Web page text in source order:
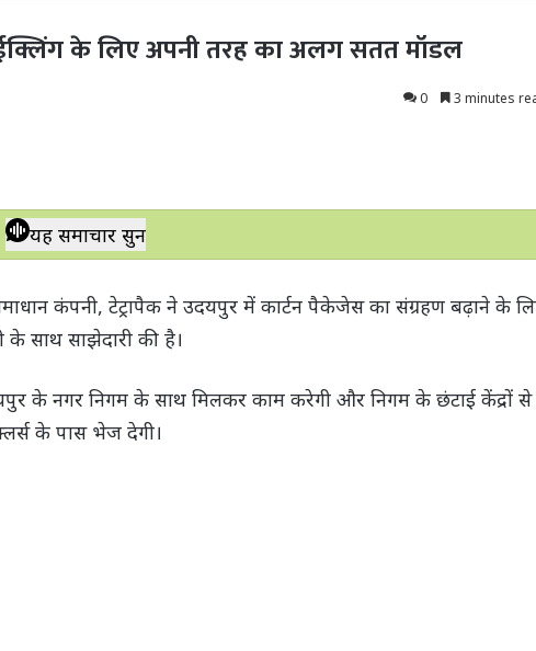
के लिए अपनी तरह का अलग सतत मॉडल
0 3 minutes
यह समाचार सुनें
कंपनी, टेट्रापैक ने उदयपुर में कार्टन पैकेजेस का संग्रहण बढ़ाने के
के साथ साझेदारी की है।
के नगर निगम के साथ मिलकर काम करेगी और निगम के छंटाई केंद्रों से
के पास भेज देगी।